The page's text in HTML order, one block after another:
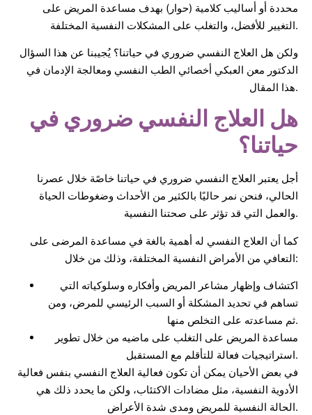
محددة أو أساليب كلامية (حوار) بهدف مساعدة المريض على
التغيير للأفضل، والتغلب على المشكلات النفسية المختلفة.
ولكن هل العلاج النفسي ضروري في حياتنا؟ يُجيبنا عن هذا السؤال
الدكتور معن العبكي أخصائي الطب النفسي ومعالجة الإدمان في
هذا المقال.
هل العلاج النفسي ضروري في
حياتنا؟
أجل يعتبر العلاج النفسي ضروري في حياتنا خاصًة خلال عصرنا
الحالي، فنحن نمر حاليًا بالكثير من الأحداث وضغوطات الحياة
والعمل التي قد تؤثر على صحتنا النفسية.
كما أن العلاج النفسي له أهمية بالغة في مساعدة المرضى على
التعافي من الأمراض النفسية المختلفة، وذلك من خلال:
اكتشاف وإظهار مشاعر المريض وأفكاره وسلوكياته التي
تساهم في تحديد المشكلة أو السبب الرئيسي للمرض، ومن
ثم مساعدته على التخلص منها.
مساعدة المريض على التغلب على ماضيه من خلال تطوير
استراتيجيات فعالة للتأقلم مع المستقبل.
في بعض الأحيان يمكن أن تكون فعالية العلاج النفسي بنفس فعالية
الأدوية النفسية، مثل مضادات الاكتئاب، ولكن ما يحدد ذلك هي
الحالة النفسية للمريض ومدى شدة الأعراض.